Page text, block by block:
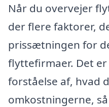
Når du overvejer
der flere faktorer,
prissætningen for
flyttefirmaer. Det
forståelse af, hvad
omkostningerne,